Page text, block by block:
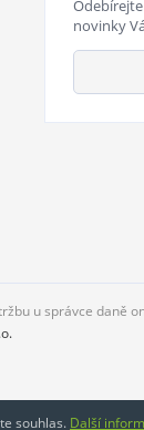
novinky
u správce daně
souhlas. Další